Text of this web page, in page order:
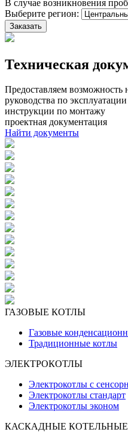
В случае возникновения
Выберите регион:
Техническая
Предоставляем
руководства по эксплуатации
инструкции по монтажу
проектная документация
Найти документы
ГАЗОВЫЕ КОТЛЫ
Газовые
Традиционные котлы
ЭЛЕКТРОКОТЛЫ
Электрокотлы с
Электрокотлы стандарт
Электрокотлы эконом
КАСКАДНЫЕ КОТЕЛЬНЫE